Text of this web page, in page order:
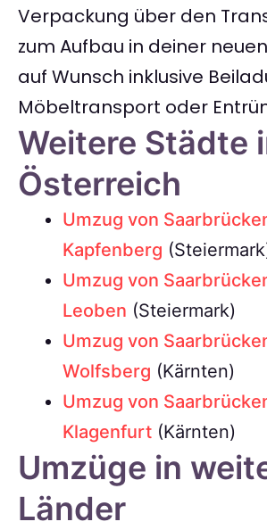
Verpackung über den
zum Aufbau in deiner
auf Wunsch inklusive
Möbeltransport oder
Weitere Städte
Österreich
Umzug von
Kapfenberg
Umzug von
Leoben (Steiermark)
Umzug von
Wolfsberg (Kärnten)
Umzug von
Klagenfurt (Kärnten)
Umzüge in
Länder